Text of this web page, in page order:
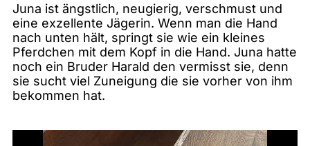
Juna ist ängstlich, neugierig, verschmust und
eine exzellente Jägerin. Wenn man die Hand
nach unten hält, springt sie wie ein kleines
Pferdchen mit dem Kopf in die Hand. Juna hatte
noch ein Bruder Harald den vermisst sie, denn
sie sucht viel Zuneigung die sie vorher von ihm
bekommen hat.